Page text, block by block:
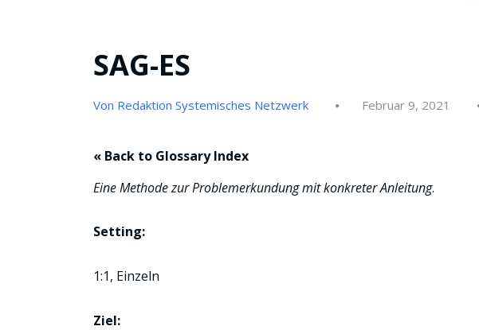
SAG-ES
Von Redaktion Systemisches Netzwerk Februar 9, 2021
« Back to Glossary Index
Eine Methode zur Problemerkundung mit konkreter Anleitung.
Setting:
1:1, Einzeln
Ziel: